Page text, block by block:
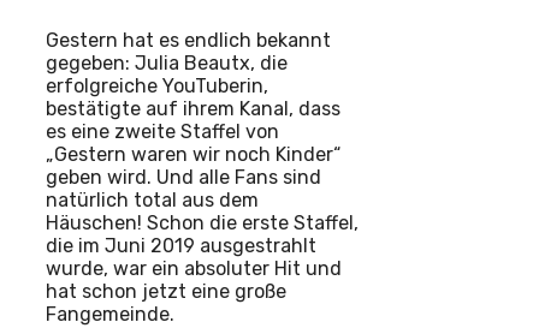
Gestern hat es endlich bekannt
gegeben: Julia Beautx, die
erfolgreiche YouTuberin,
bestätigte auf ihrem Kanal, dass
es eine zweite Staffel von
„Gestern waren wir noch Kinder“
geben wird. Und alle Fans sind
natürlich total aus dem
Häuschen! Schon die erste Staffel,
die im Juni 2019 ausgestrahlt
wurde, war ein absoluter Hit und
hat schon jetzt eine große
Fangemeinde.